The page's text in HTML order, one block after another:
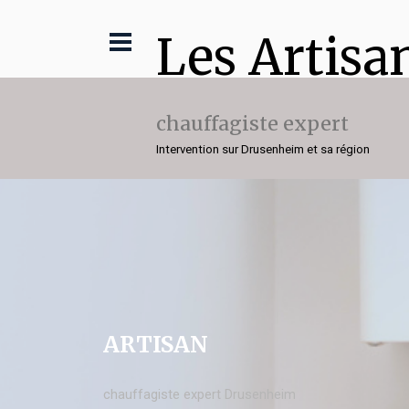
Les
chauffagiste expert
Intervention sur Drusenheim et sa région
ARTISAN
chauffagiste expert Drusenheim